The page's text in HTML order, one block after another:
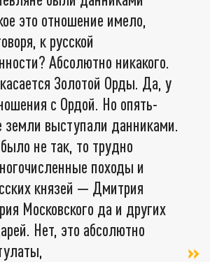
это отношение имело,
к русской
Абсолютно никакого.
Золотой Орды. Да, у
с Ордой. Но опять-
земли выступали данниками.
не так, то трудно
походы и
князей — Дмитрия
Московского да и других
Нет, это абсолютно